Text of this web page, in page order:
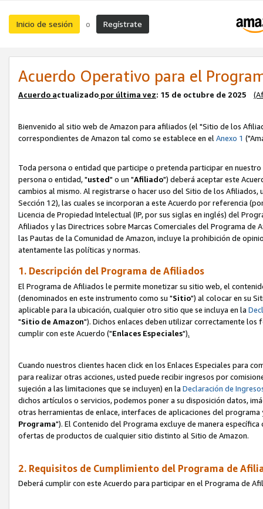
Inicio de sesión o Regístrate
Acuerdo Operativo para el
Acuerdo actualizado por última vez: 15 de octubre de 2025
Bienvenido al sitio web de Amazon para afiliados (el "Sitio de los
correspondientes de Amazon tal como se establece en elAnexo 1
Toda persona o entidad que participe o pretenda participar en
persona o entidad, "usted" o un "Afiliado") deberá aceptar este
cambios al mismo. Al registrarse o hacer uso del Sitio de los
Sección 12), las cuales se incorporan a este Acuerdo por referencia
Licencia de Propiedad Intelectual (IP, por sus siglas en inglés) del
Afiliados y las Directrices sobre Marcas Comerciales del Programa
las Pautas de la Comunidad de Amazon, incluye la prohibición de
atentamente las políticas y normas.
1. Descripción del Programa de Afiliados
El Programa de Afiliados le permite monetizar su sitio web, el
(denominados en este instrumento como su "Sitio") al colocar en su
aplicable para la ubicación, cualquier otro sitio que se incluya en la
"Sitio de Amazon"). Dichos enlaces deben utilizar correctamente los
cumplir con este Acuerdo ("Enlaces Especiales").
Cuando nuestros clientes hacen click en los Enlaces Especiales para
para realizar otras acciones, usted puede recibir ingresos por
sujeción a las limitaciones que se incluyen) en la Declaración de
dichos artículos o servicios, podemos poner a su disposición datos,
otras herramientas de enlace, interfaces de aplicaciones del
Programa"). El Contenido del Programa excluye de manera
ofertas de productos de cualquier sitio distinto al Sitio de Amazon.
2. Requisitos de Cumplimiento del Programa de
Deberá cumplir con este Acuerdo para participar en el Programa de